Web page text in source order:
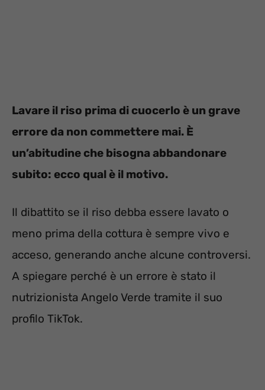
Lavare il riso prima di cuocerlo è un grave
errore da non commettere mai. È
un’abitudine che bisogna abbandonare
subito: ecco qual è il motivo.
Il dibattito se il riso debba essere lavato o
meno prima della cottura è sempre vivo e
acceso, generando anche alcune controversi.
A spiegare perché è un errore è stato il
nutrizionista Angelo Verde tramite il suo
profilo TikTok.